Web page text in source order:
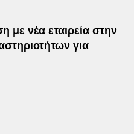
νέα εταιρεία στην
για